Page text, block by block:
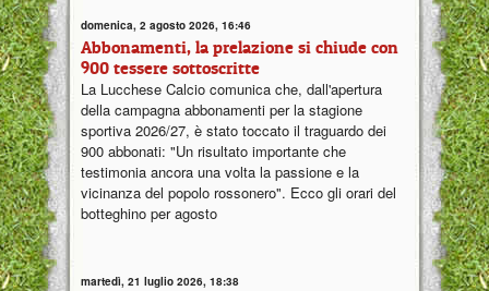
domenica, 2 agosto 2026, 16:46
Abbonamenti, la prelazione si chiude con
900 tessere sottoscritte
La Lucchese Calcio comunica che, dall'apertura
della campagna abbonamenti per la stagione
sportiva 2026/27, è stato toccato il traguardo dei
900 abbonati: "Un risultato importante che
testimonia ancora una volta la passione e la
vicinanza del popolo rossonero". Ecco gli orari del
botteghino per agosto
martedì, 21 luglio 2026, 18:38